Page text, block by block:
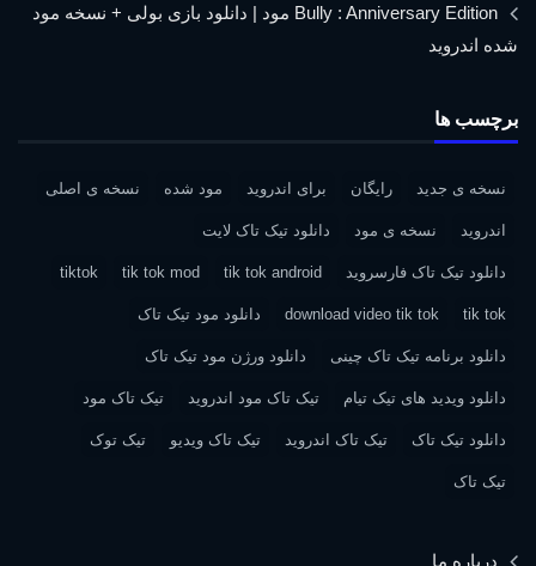
Bully : Anniversary Edition مود | دانلود بازی بولی + نسخه مود
شده اندروید
برچسب ها
نسخه ی جدید رایگان برای اندروید مود شده نسخه ی اصلی
اندروید نسخه ی مود دانلود تیک تاک لایت
دانلود تیک تاک فارسروید tik tok android
tik tok mod
tiktok
tik tok
download video tik tok دانلود مود تیک تاک
دانلود برنامه تیک تاک چینی دانلود ورژن مود تیک تاک
دانلود ویدید های تیک تیام تیک تاک مود اندروید تیک تاک مود
دانلود تیک تاک تیک تاک اندروید تیک تاک ویدیو تیک توک
تیک تاک
درباره ما